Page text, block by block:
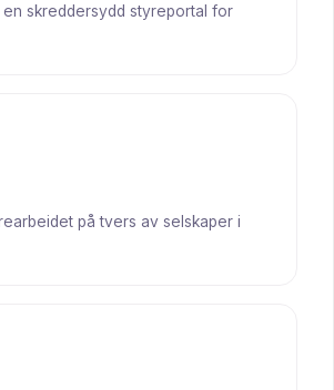
en skreddersydd styreportal for
på tvers av selskaper i